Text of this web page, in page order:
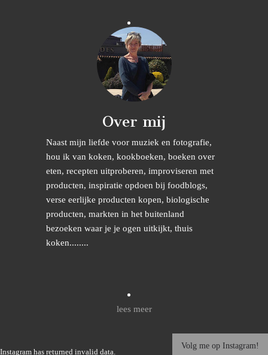
Over mij
Naast mijn liefde voor muziek en fotografie,
hou ik van koken, kookboeken, boeken over
eten, recepten uitproberen, improviseren met
producten, inspiratie opdoen bij foodblogs,
verse eerlijke producten kopen, biologische
producten, markten in het buitenland
bezoeken waar je je ogen uitkijkt, thuis
koken........
lees meer
Instagram has returned invalid data.
Volg me op Instagram!